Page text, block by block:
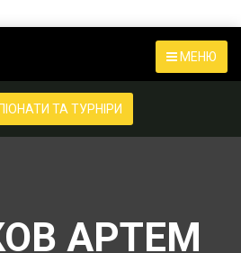
МЕНЮ
ТА ТУРНІРИ
АРТЕМ